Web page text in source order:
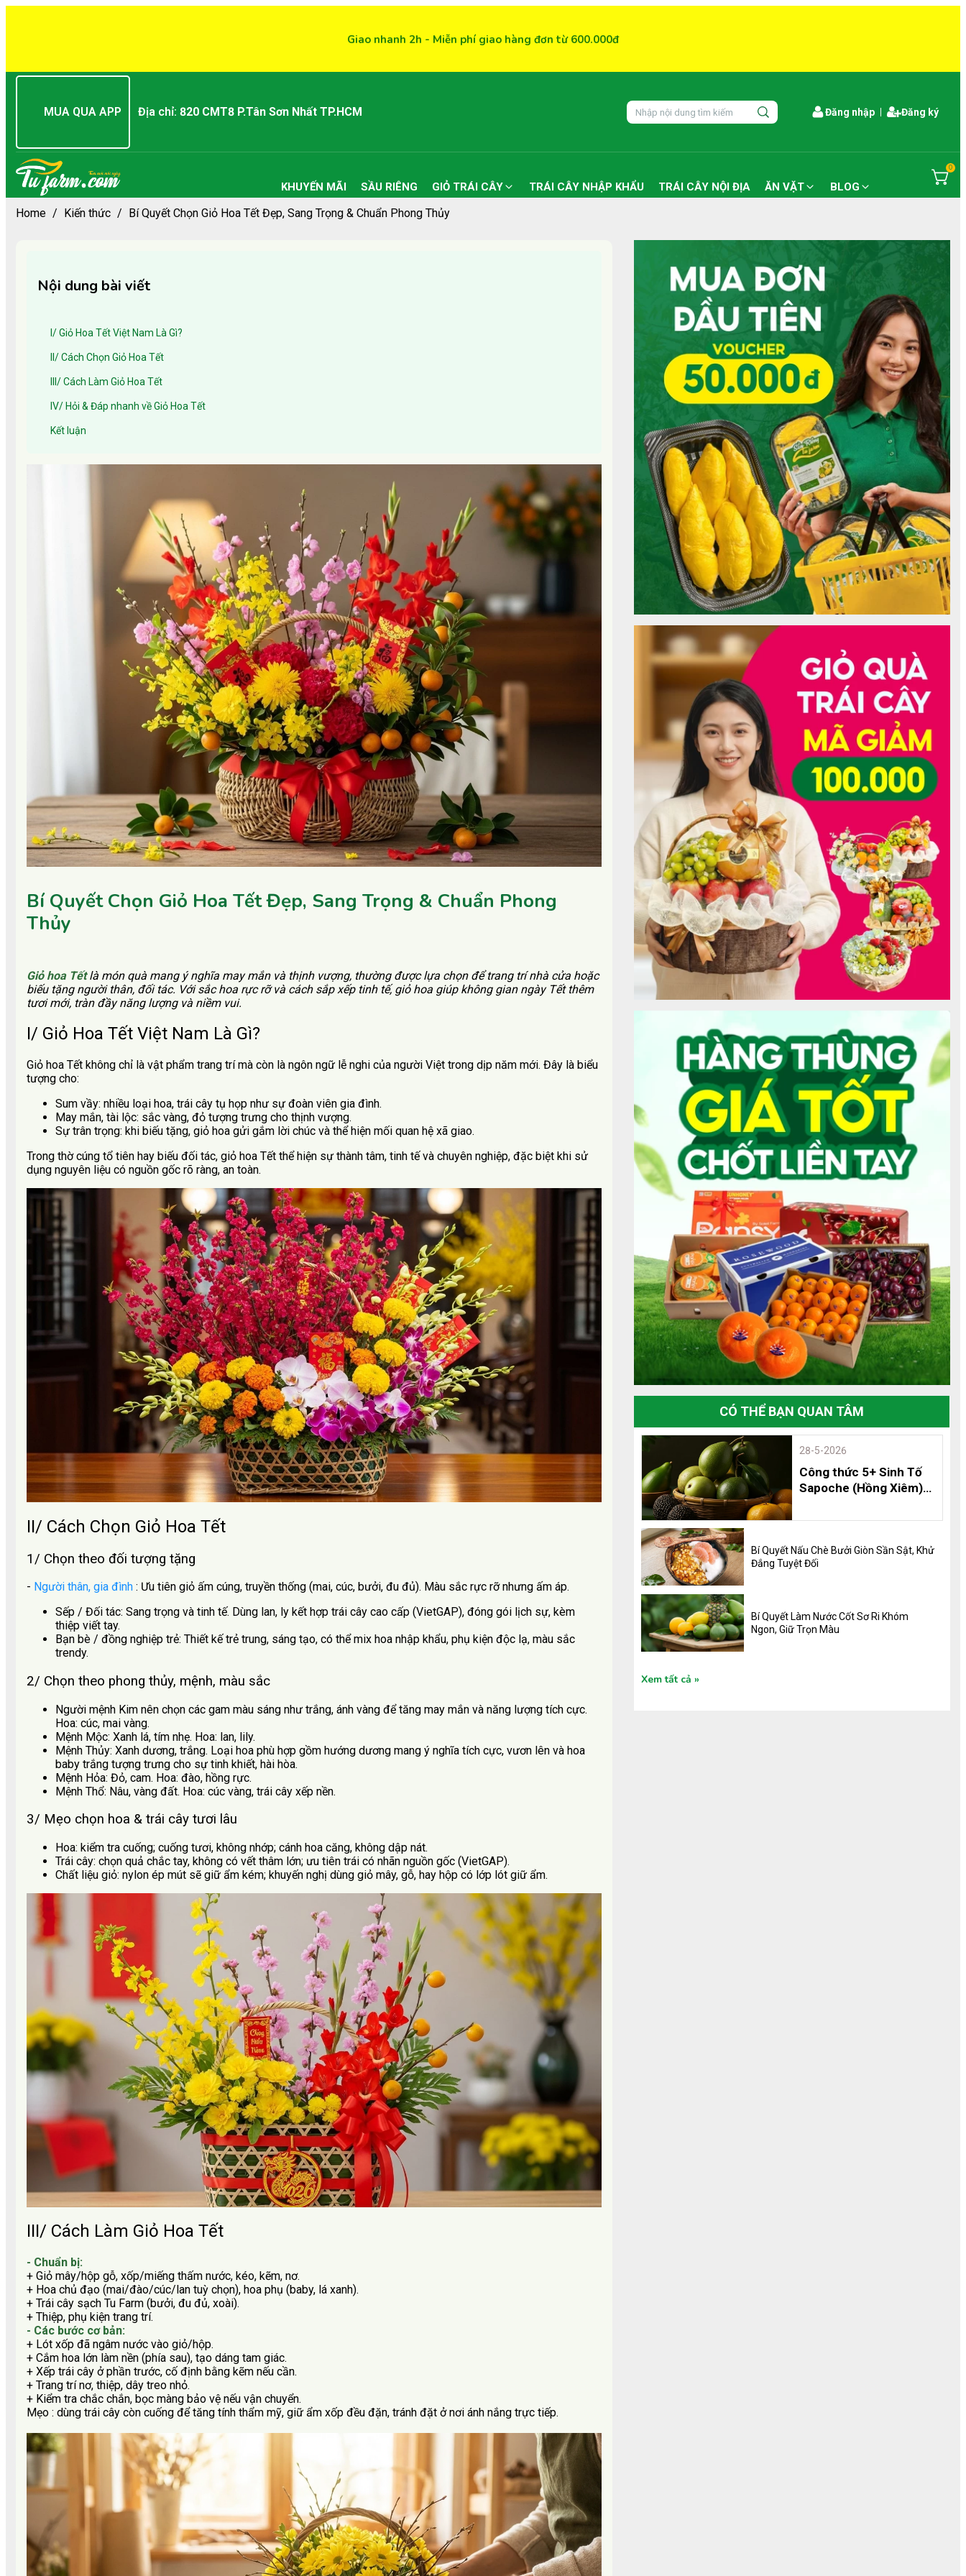
Giao nhanh 2h - Miễn phí giao hàng đơn từ 600.000đ
MUA QUA APP Địa chỉ: 820 CMT8 P.Tân Sơn Nhất TP.HCM Đăng nhập Đăng ký
KHUYẾN MÃI SẦU RIÊNG GIỎ TRÁI CÂY TRÁI CÂY NHẬP KHẨU TRÁI CÂY NỘI ĐỊA ĂN VẶT BLOG
0
Home / Kiến thức / Bí Quyết Chọn Giỏ Hoa Tết Đẹp, Sang Trọng & Chuẩn Phong Thủy
CÓ THỂ BẠN QUAN TÂM
28-5-2026
Công thức 5+ Sinh Tố
Sapoche (Hồng Xiêm)
và 8 Lợi Ích Không Thể
Bí Quyết Nấu Chè Bưởi Giòn Sần Sật, Khử
Đắng Tuyệt Đối
Bí Quyết Làm Nước Cốt Sơ Ri Khóm
Ngon, Giữ Trọn Màu
Xem tất cả
Nội dung bài viết
I/ Giỏ Hoa Tết Việt Nam Là Gì?
II/ Cách Chọn Giỏ Hoa Tết
III/ Cách Làm Giỏ Hoa Tết
IV/ Hỏi & Đáp nhanh về Giỏ Hoa Tết
Kết luận
Giỏ hoa Tếtlà món quà mang ý nghĩa may mắn và thịnh vượng, thường được lựa chọn để trang trí nhà cửa hoặc
biếu tặng người thân, đối tác. Với sắc hoa rực rỡ và cách sắp xếp tinh tế, giỏ hoa giúp không gian ngày Tết thêm
tươi mới, tràn đầy năng lượng và niềm vui.
I/ Giỏ Hoa Tết Việt Nam Là Gì?
Giỏ hoa Tết không chỉ là vật phẩm trang trí mà còn là ngôn ngữ lễ nghi của người Việt trong dịp năm mới. Đây là biểu
tượng cho:
Sum vầy: nhiều loại hoa, trái cây tụ họp như sự đoàn viên gia đình.
May mắn, tài lộc: sắc vàng, đỏ tượng trưng cho thịnh vượng.
Sự trân trọng: khi biếu tặng, giỏ hoa gửi gắm lời chúc và thể hiện mối quan hệ xã giao.
Trong thờ cúng tổ tiên hay biếu đối tác, giỏ hoa Tết thể hiện sự thành tâm, tinh tế và chuyên nghiệp, đặc biệt khi sử
dụng nguyên liệu có nguồn gốc rõ ràng, an toàn.
II/ Cách Chọn Giỏ Hoa Tết
1/ Chọn theo đối tượng tặng
- Người thân, gia đình : Ưu tiên giỏ ấm cúng, truyền thống (mai, cúc, bưởi, đu đủ). Màu sắc rực rỡ nhưng ấm áp.
Sếp / Đối tác: Sang trọng và tinh tế. Dùng lan, ly kết hợp trái cây cao cấp (VietGAP), đóng gói lịch sự, kèm
thiệp viết tay.
Bạn bè / đồng nghiệp trẻ: Thiết kế trẻ trung, sáng tạo, có thể mix hoa nhập khẩu, phụ kiện độc lạ, màu sắc
trendy.
2/ Chọn theo phong thủy, mệnh, màu sắc
Người mệnh Kim nên chọn các gam màu sáng như trắng, ánh vàng để tăng may mắn và năng lượng tích cực.
Hoa: cúc, mai vàng.
Mệnh Mộc: Xanh lá, tím nhẹ. Hoa: lan, lily.
Mệnh Thủy: Xanh dương, trắng. Loại hoa phù hợp gồm hướng dương mang ý nghĩa tích cực, vươn lên và hoa
baby trắng tượng trưng cho sự tinh khiết, hài hòa.
Mệnh Hỏa: Đỏ, cam. Hoa: đào, hồng rực.
Mệnh Thổ: Nâu, vàng đất. Hoa: cúc vàng, trái cây xếp nền.
3/ Mẹo chọn hoa & trái cây tươi lâu
Hoa: kiểm tra cuống; cuống tươi, không nhớp; cánh hoa căng, không dập nát.
Trái cây: chọn quả chắc tay, không có vết thâm lớn; ưu tiên trái có nhãn nguồn gốc (VietGAP).
Chất liệu giỏ: nylon ép mút sẽ giữ ẩm kém; khuyến nghị dùng giỏ mây, gỗ, hay hộp có lớp lót giữ ẩm.
III/ Cách Làm Giỏ Hoa Tết
- Chuẩn bị:
+ Giỏ mây/hộp gỗ, xốp/miếng thấm nước, kéo, kẽm, nơ.
+ Hoa chủ đạo (mai/đào/cúc/lan tuỳ chọn), hoa phụ (baby, lá xanh).
+ Trái cây sạch Tu Farm (bưởi, đu đủ, xoài).
+ Thiệp, phụ kiện trang trí.
- Các bước cơ bản:
+ Lót xốp đã ngâm nước vào giỏ/hộp.
+ Cắm hoa lớn làm nền (phía sau), tạo dáng tam giác.
+ Xếp trái cây ở phần trước, cố định bằng kẽm nếu cần.
+ Trang trí nơ, thiệp, dây treo nhỏ.
+ Kiểm tra chắc chắn, bọc màng bảo vệ nếu vận chuyển.
Mẹo : dùng trái cây còn cuống để tăng tính thẩm mỹ, giữ ẩm xốp đều đặn, tránh đặt ở nơi ánh nắng trực tiếp.
Bí Quyết Chọn Giỏ Hoa Tết Đẹp, Sang Trọng & Chuẩn Phong
Thủy